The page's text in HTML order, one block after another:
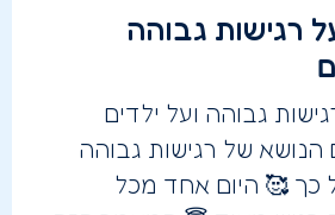
רגישות גבוהה
גבוהה ועל ילדים
הנושא של רגישות גבוהה
כך 🥰 היום אחד מכל